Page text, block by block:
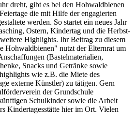
dreht, gibt es bei den Hohwaldbienen
die mit Hilfe der engagierten
werden. So startet ein neues Jahr
Ostern, Kindertag und die Herbst-
Highlights. Ihr Beitrag zu diesem
Hohwaldbienen" nutzt der Elternrat um
(Bastelmaterialien,
Snacks und Getränke sowie
wie z.B. die Miete des
externe Künstler) zu tätigen. Gern
der Grundschule
Schulkinder sowie die Arbeit
Kindertagesstätte hier im Ort. Vielen